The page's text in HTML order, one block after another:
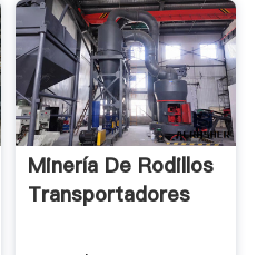
Minería De Rodillos
Transportadores